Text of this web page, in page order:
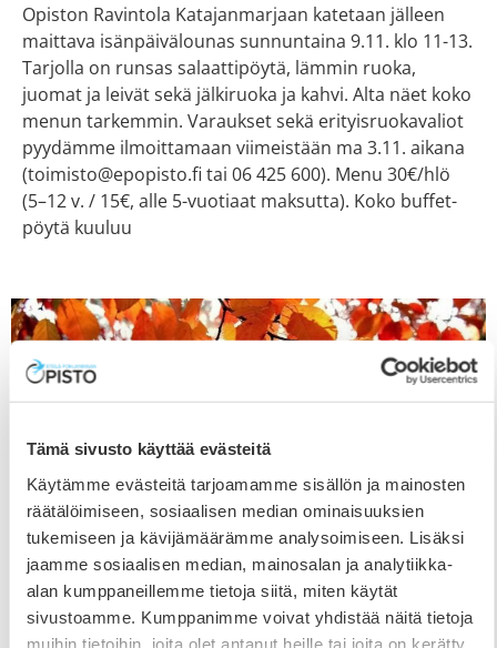
Tämä sivusto käyttää evästeitä
Käytämme evästeitä tarjoamamme sisällön ja mainosten
räätälöimiseen, sosiaalisen median ominaisuuksien
tukemiseen ja kävijämäärämme analysoimiseen. Lisäksi
jaamme sosiaalisen median, mainosalan ja analytiikka-
alan kumppaneillemme tietoja siitä, miten käytät
sivustoamme. Kumppanimme voivat yhdistää näitä tietoja
muihin tietoihin, joita olet antanut heille tai joita on kerätty,
Opiston Ravintola Katajanmarjaan katetaan jälleen
maittava isänpäivälounas sunnuntaina 9.11. klo 11-13.
Tarjolla on runsas salaattipöytä, lämmin ruoka,
juomat ja leivät sekä jälkiruoka ja kahvi. Alta näet koko
menun tarkemmin. Varaukset sekä erityisruokavaliot
pyydämme ilmoittamaan viimeistään ma 3.11. aikana
(toimisto@epopisto.fi tai 06 425 600). Menu 30€/hlö
(5–12 v. / 15€, alle 5-vuotiaat maksutta). Koko buffet-
pöytä kuuluu
Opisto lomailee viikon 42